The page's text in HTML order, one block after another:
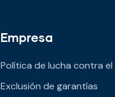
Empresa
Política de lucha contra
Exclusión de garantías